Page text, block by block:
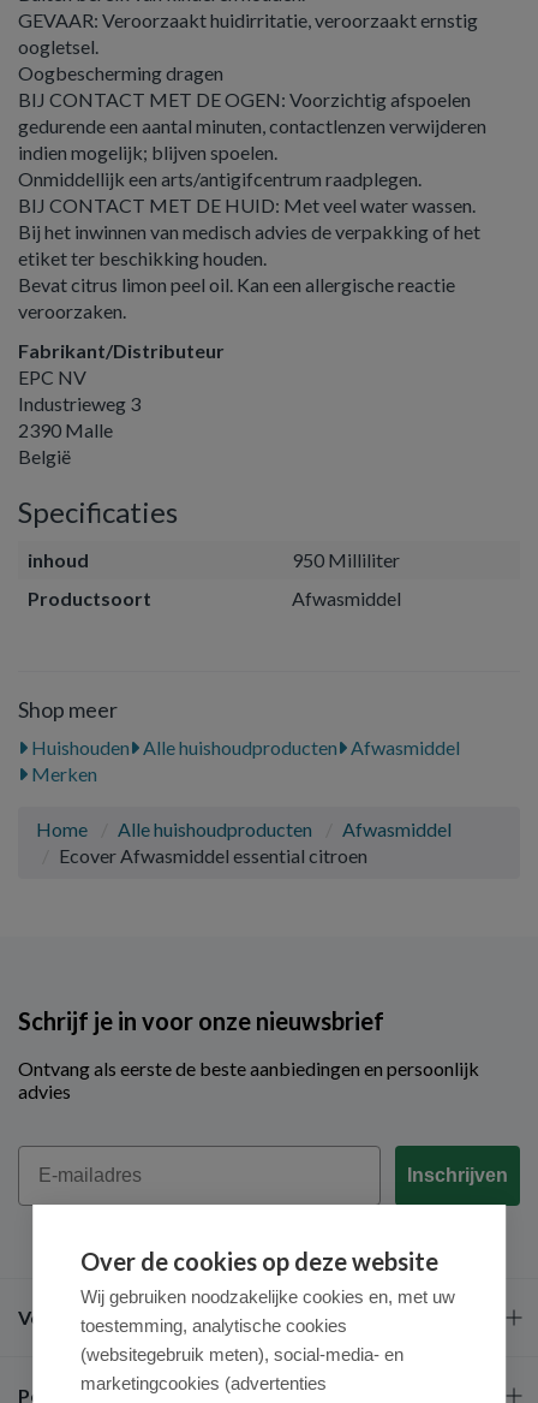
GEVAAR: Veroorzaakt huidirritatie, veroorzaakt ernstig
oogletsel.
Oogbescherming dragen
BIJ CONTACT MET DE OGEN: Voorzichtig afspoelen
gedurende een aantal minuten, contactlenzen verwijderen
indien mogelijk; blijven spoelen.
Onmiddellijk een arts/antigifcentrum raadplegen.
BIJ CONTACT MET DE HUID: Met veel water wassen.
Bij het inwinnen van medisch advies de verpakking of het
etiket ter beschikking houden.
Bevat citrus limon peel oil. Kan een allergische reactie
veroorzaken.
Fabrikant/Distributeur
EPC NV
Industrieweg 3
2390 Malle
België
Specificaties
inhoud
950 Milliliter
Productsoort
Afwasmiddel
Shop meer
Huishouden Alle huishoudproducten
Afwasmiddel
Merken
Home Alle huishoudproducten
Afwasmiddel
Ecover Afwasmiddel essential citroen
Schrijf je in voor onze nieuwsbrief
Ontvang als eerste de beste aanbiedingen en persoonlijk
advies
Email
Inschrijven
Veel gestelde vragen
Populaire merken
Over de cookies op deze website
Wij gebruiken noodzakelijke cookies en, met uw
toestemming, analytische cookies
(websitegebruik meten), social-media- en
marketingcookies (advertenties